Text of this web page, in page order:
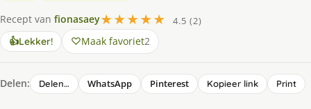
Recept van fionasaey★★★★★
4.5 (2)
👍Lekker! Maak favoriet2
Delen: Delen… WhatsApp Pinterest Kopieer link Print